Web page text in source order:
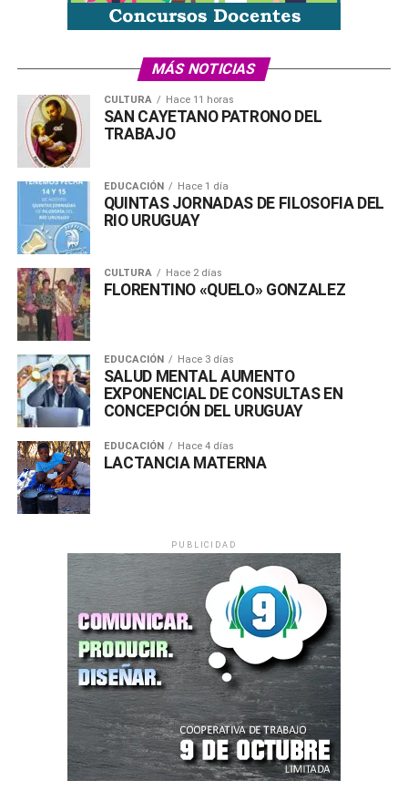
MÁS NOTICIAS
CULTURA Hace 11 horas
SAN CAYETANO PATRONO DEL
TRABAJO
EDUCACIÓN Hace 1 día
QUINTAS JORNADAS DE FILOSOFIA DEL
RIO URUGUAY
CULTURA Hace 2 días
FLORENTINO «QUELO» GONZALEZ
EDUCACIÓN Hace 3 días
SALUD MENTAL AUMENTO
EXPONENCIAL DE CONSULTAS EN
CONCEPCIÓN DEL URUGUAY
EDUCACIÓN Hace 4 días
LACTANCIA MATERNA
PUBLICIDAD